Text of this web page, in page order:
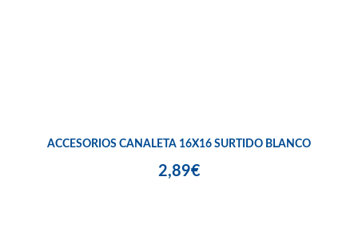
ACCESORIOS CANALETA 16X16 SURTIDO BLANCO
2,89€